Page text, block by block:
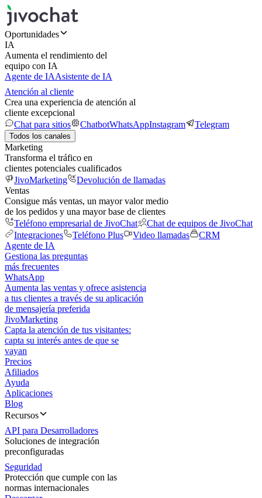
Oportunidades
IA
Aumenta el rendimiento del
equipo con IA
Agente de IAAsistente de IA
Atención al cliente
Crea una experiencia de atención al
cliente excepcional
Chat para sitios
ChatbotWhatsAppInstagram Telegram
Todos los canales
Marketing
Transforma el tráfico en
clientes potenciales cualificados
JivoMarketing
Devolución de llamadas
Ventas
Consigue más ventas, un mayor valor medio
de los pedidos y una mayor base de clientes
Teléfono empresarial de JivoChat
Chat de equipos de JivoChat
Integraciones
Teléfono Plus Video llamadas
CRM
Agente de IA
Gestiona las preguntas
más frecuentes
WhatsApp
Aumenta las ventas y ofrece asistencia
a tus clientes a través de su aplicación
de mensajería preferida
JivoMarketing
Capta la atención de tus visitantes:
capta su interés antes de que se
vayan
Precios
Afiliados
Ayuda
Aplicaciones
Blog
Recursos
API para Desarrolladores
Soluciones de integración
preconfiguradas
Seguridad
Protección que cumple con las
normas internacionales